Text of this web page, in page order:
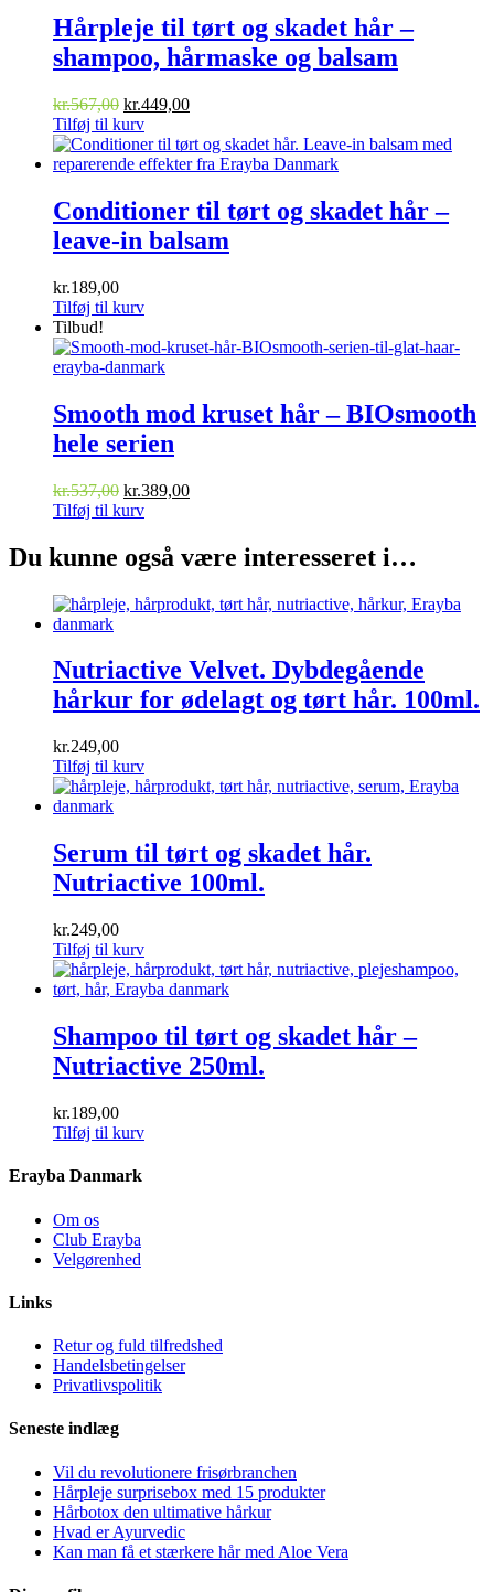
Hårpleje til tørt og skadet hår –
shampoo, hårmaske og balsam
kr.567,00 Den
oprindelige
pris
var:
kr.449,00Den
pris
er:
Tilføj til kurv
Conditioner til tørt og skadet hår –
leave-in balsam
kr.189,00
Tilføj til kurv
Tilbud!
Smooth mod kruset hår – BIOsmooth
hele serien
kr.537,00 Den
oprindelige
var:
kr.537,00.
kr.389,00Den
kr.389,00.
Tilføj til kurv
Du kunne også være interesseret i…
Nutriactive Velvet. Dybdegående
hårkur for ødelagt og tørt hår. 100ml.
kr.249,00
Tilføj til kurv
Serum til tørt og skadet hår.
Nutriactive 100ml.
kr.249,00
Tilføj til kurv
Shampoo til tørt og skadet hår –
Nutriactive 250ml.
kr.189,00
Tilføj til kurv
Erayba Danmark
Om os
Club Erayba
Velgørenhed
Links
Retur og fuld tilfredshed
Handelsbetingelser
Privatlivspolitik
Seneste indlæg
Vil du revolutionere frisørbranchen
Hårpleje surprisebox med 15 produkter
Hårbotox den ultimative hårkur
Hvad er Ayurvedic
Kan man få et stærkere hår med Aloe Vera